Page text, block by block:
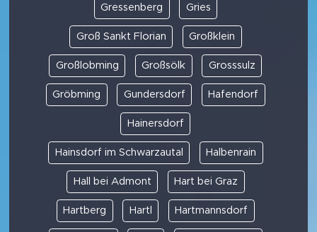
Gressenberg Gries
Groß Sankt Florian Großklein
Großlobming Großsölk Grosssulz
Gröbming Gundersdorf Hafendorf
Hainersdorf
Hainsdorf im Schwarzautal Halbenrain
Hall bei Admont Hart bei Graz
Hartberg Hartl Hartmannsdorf